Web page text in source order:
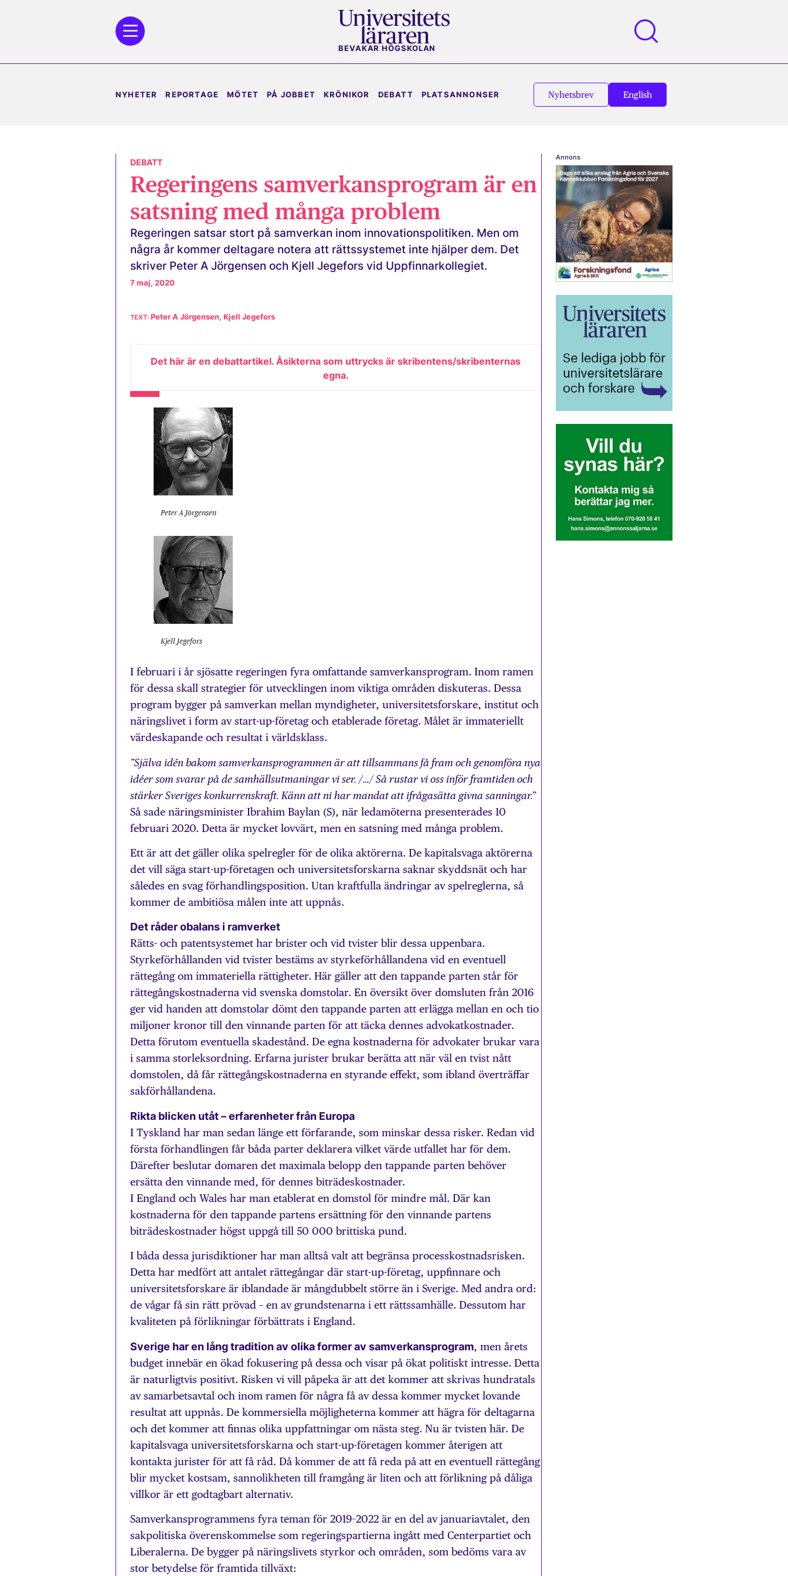
BEVAKAR HÖGSKOLAN
NYHETER REPORTAGE MÖTET PÅ JOBBET KRÖNIKOR DEBATT PLATSANNONSER Nyhetsbrev English
DEBATT
Regeringens samverkansprogram är en
satsning med många problem
Regeringen satsar stort på samverkan inom innovationspolitiken. Men om
några år kommer deltagare notera att rättssystemet inte hjälper dem. Det
skriver Peter A Jörgensen och Kjell Jegefors vid Uppfinnarkollegiet.
7 maj, 2020
Peter A Jörgensen, Kjell Jegefors
Det här är en debattartikel. Åsikterna som uttrycks är skribentens/skribenternas
egna.
Peter A Jörgensen
Kjell Jegefors
I februari i år sjösatte regeringen fyra omfattande samverkansprogram. Inom ramen
för dessa skall strategier för utvecklingen inom viktiga områden diskuteras. Dessa
program bygger på samverkan mellan myndigheter, universitetsforskare, institut och
näringslivet i form av start-up-företag och etablerade företag. Målet är immateriellt
värdeskapande och resultat i världsklass.
”Själva idén bakom samverkansprogrammen är att tillsammans få fram och genomföra nya
idéer som svarar på de samhällsutmaningar vi ser. /…/ Så rustar vi oss inför framtiden och
stärker Sveriges konkurrenskraft. Känn att ni har mandat att ifrågasätta givna sanningar.”
Så sade näringsminister Ibrahim Baylan (S), när ledamöterna presenterades 10
februari 2020. Detta är mycket lovvärt, men en satsning med många problem.
Ett är att det gäller olika spelregler för de olika aktörerna. De kapitalsvaga aktörerna
det vill säga start-up-företagen och universitetsforskarna saknar skyddsnät och har
således en svag förhandlingsposition. Utan kraftfulla ändringar av spelreglerna, så
kommer de ambitiösa målen inte att uppnås.
Det råder obalans i ramverket
Rätts- och patentsystemet har brister och vid tvister blir dessa uppenbara.
Styrkeförhållanden vid tvister bestäms av styrkeförhållandena vid en eventuell
rättegång om immateriella rättigheter. Här gäller att den tappande parten står för
rättegångskostnaderna vid svenska domstolar. En översikt över domsluten från 2016
ger vid handen att domstolar dömt den tappande parten att erlägga mellan en och tio
miljoner kronor till den vinnande parten för att täcka dennes advokatkostnader.
Detta förutom eventuella skadestånd. De egna kostnaderna för advokater brukar vara
i samma storleksordning. Erfarna jurister brukar berätta att när väl en tvist nått
domstolen, då får rättegångskostnaderna en styrande effekt, som ibland överträffar
sakförhållandena.
Rikta blicken utåt – erfarenheter från Europa
I Tyskland har man sedan länge ett förfarande, som minskar dessa risker. Redan vid
första förhandlingen får båda parter deklarera vilket värde utfallet har för dem.
Därefter beslutar domaren det maximala belopp den tappande parten behöver
ersätta den vinnande med, för dennes biträdeskostnader.
I England och Wales har man etablerat en domstol för mindre mål. Där kan
kostnaderna för den tappande partens ersättning för den vinnande partens
biträdeskostnader högst uppgå till 50 000 brittiska pund.
I båda dessa jurisdiktioner har man alltså valt att begränsa processkostnadsrisken.
Detta har medfört att antalet rättegångar där start-up-företag, uppfinnare och
universitetsforskare är iblandade är mångdubbelt större än i Sverige. Med andra ord:
de vågar få sin rätt prövad – en av grundstenarna i ett rättssamhälle. Dessutom har
kvaliteten på förlikningar förbättrats i England.
Sverige har en lång tradition av olika former av samverkansprogram, men årets
budget innebär en ökad fokusering på dessa och visar på ökat politiskt intresse. Detta
är naturligtvis positivt. Risken vi vill påpeka är att det kommer att skrivas hundratals
av samarbetsavtal och inom ramen för några få av dessa kommer mycket lovande
resultat att uppnås. De kommersiella möjligheterna kommer att hägra för deltagarna
och det kommer att finnas olika uppfattningar om nästa steg. Nu är tvisten här. De
kapitalsvaga universitetsforskarna och start-up-företagen kommer återigen att
kontakta jurister för att få råd. Då kommer de att få reda på att en eventuell rättegång
blir mycket kostsam, sannolikheten till framgång är liten och att förlikning på dåliga
villkor är ett godtagbart alternativ.
Samverkansprogrammens fyra teman för 2019–2022 är en del av januariavtalet, den
sakpolitiska överenskommelse som regeringspartierna ingått med Centerpartiet och
Liberalerna. De bygger på näringslivets styrkor och områden, som bedöms vara av
stor betydelse för framtida tillväxt:
Annons